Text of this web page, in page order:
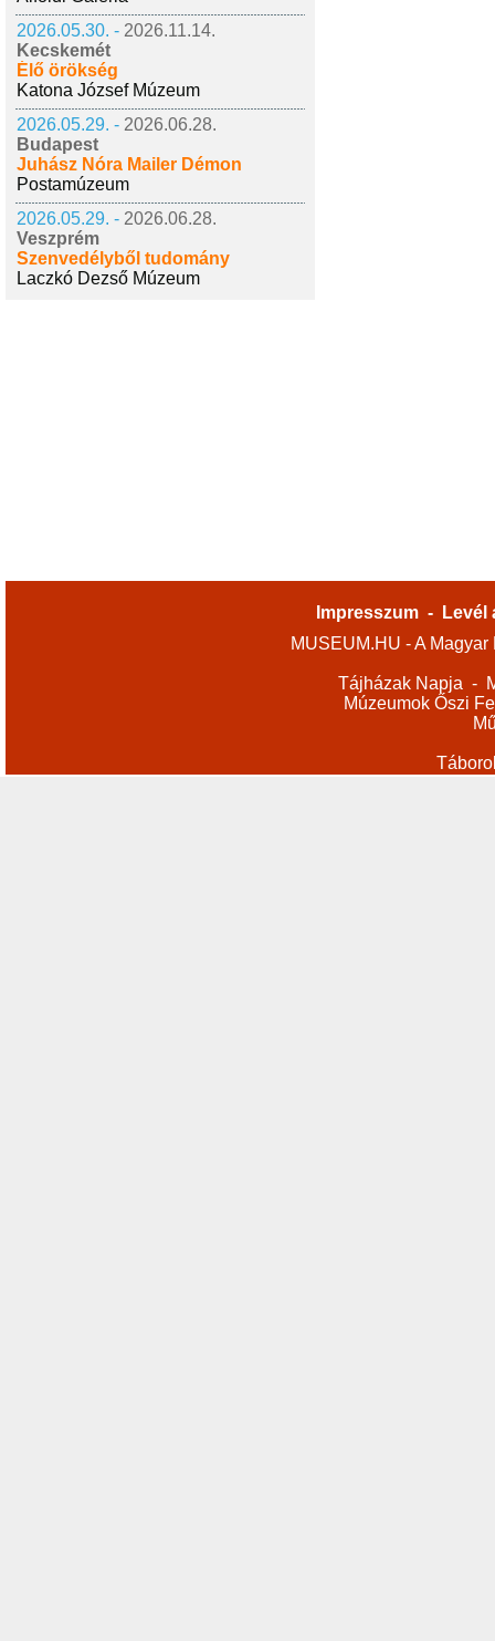
2026.05.30. - 2026.11.14.
Kecskemét
Élő örökség
Katona József Múzeum
2026.05.29. - 2026.06.28.
Budapest
Juhász Nóra Mailer Démon
Postamúzeum
2026.05.29. - 2026.06.28.
Veszprém
Szenvedélyből tudomány
Laczkó Dezső Múzeum
Impresszum -
Levél
MUSEUM.HU - A
Tájházak Napja -
Múzeumok Őszi